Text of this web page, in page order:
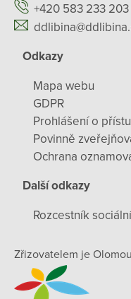
+420 583 233 203
Odkazy
Mapa webu
GDPR
Prohlášení o
Povinně
Ochrana
Další odkazy
Rozcestník
Zřizovatelem je